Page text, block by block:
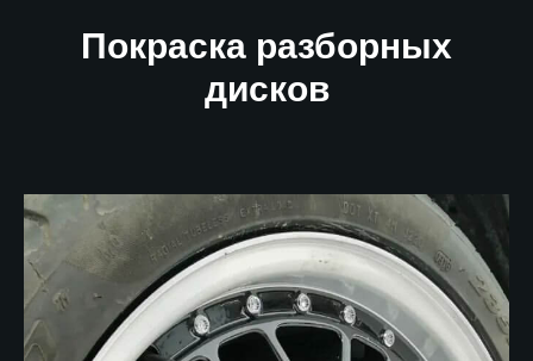
Покраска разборных
дисков